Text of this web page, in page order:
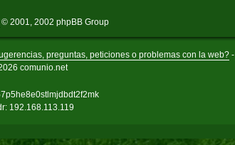
© 2001, 2002 phpBB Group
preguntas, peticiones o problemas con la web?-
comunio.net
192.168.113.119